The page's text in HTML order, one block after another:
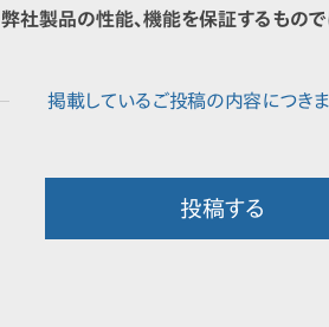
弊社製品の性能、機能を保証するもので
投稿する